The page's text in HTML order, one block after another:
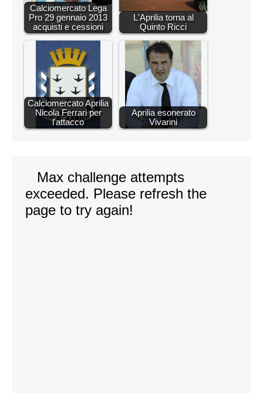
Calciomercato Lega
Pro 29 gennaio 2013
acquisti e cessioni
L'Aprilia torna al
Quinto Ricci
Calciomercato Aprilia
Nicola Ferrari per
l'attacco
Aprilia esonerato
Vivarini